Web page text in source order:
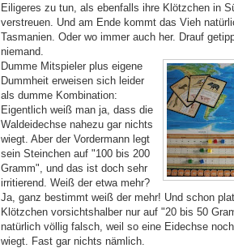
Eiligeres zu tun, als ebenfalls ihre Klötzchen in
verstreuen. Und am Ende kommt das Vieh
Tasmanien. Oder wo immer auch her. Drauf
niemand.
Dumme Mitspieler plus eigene
Dummheit erweisen sich leider
als dumme Kombination:
Eigentlich weiß man ja, dass die
Waldeidechse nahezu gar nichts
wiegt. Aber der Vordermann legt
sein Steinchen auf "100 bis 200
Gramm", und das ist doch sehr
irritierend. Weiß der etwa mehr?
Ja, ganz bestimmt weiß der mehr! Und schon
Klötzchen vorsichtshalber nur auf "20 bis 50
natürlich völlig falsch, weil so eine Eidechse
wiegt. Fast gar nichts nämlich.